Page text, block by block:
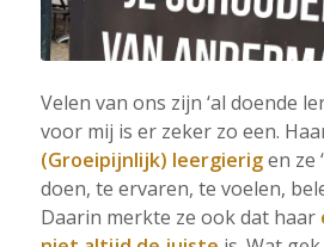
Velen van ons zijn ‘al doende
voor mij is er zeker zo een.
(Groeipijnlijk) leergierigen ze
doen, te ervaren, te voelen,
Daarin merkte ze ook dat haar